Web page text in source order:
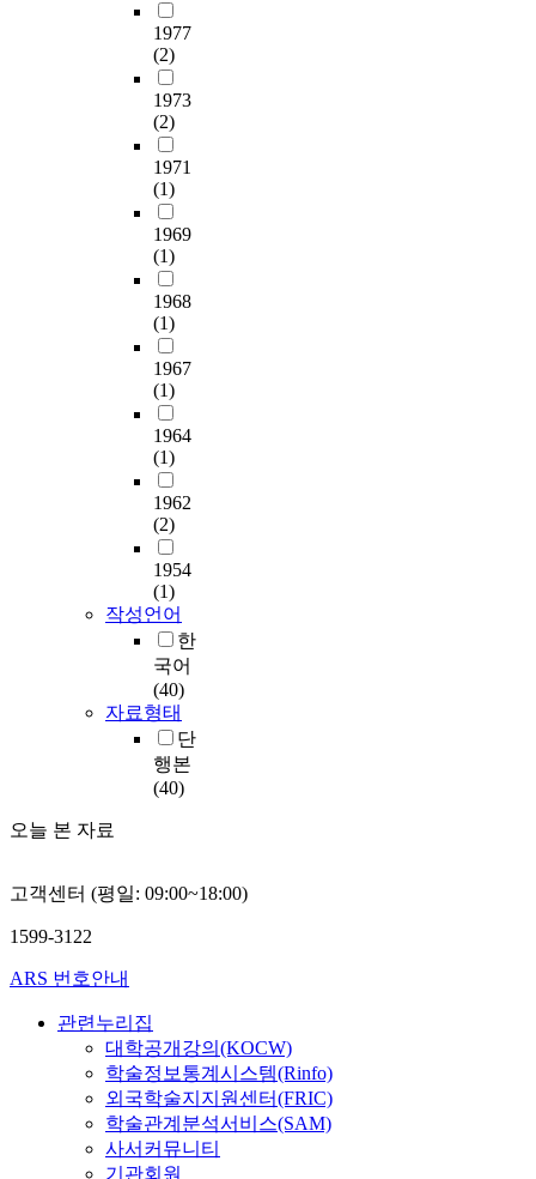
1977
(2)
1973
(2)
1971
(1)
1969
(1)
1968
(1)
1967
(1)
1964
(1)
1962
(2)
1954
(1)
작성언어
한
국어
(40)
자료형태
단
행본
(40)
오늘 본 자료
고객센터 (평일: 09:00~18:00)
1599-3122
ARS 번호안내
관련누리집
대학공개강의(KOCW)
학술정보통계시스템(Rinfo)
외국학술지지원센터(FRIC)
학술관계분석서비스(SAM)
사서커뮤니티
기관회원